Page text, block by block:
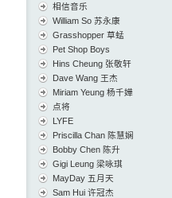
相信音乐
William So 苏永康
Grasshopper 草蜢
Pet Shop Boys
Hins Cheung 张敬轩
Dave Wang 王杰
Miriam Yeung 杨千嬅
点将
LYFE
Priscilla Chan 陈慧娴
Bobby Chen 陈升
Gigi Leung 梁咏琪
MayDay 五月天
Sam Hui 许冠杰